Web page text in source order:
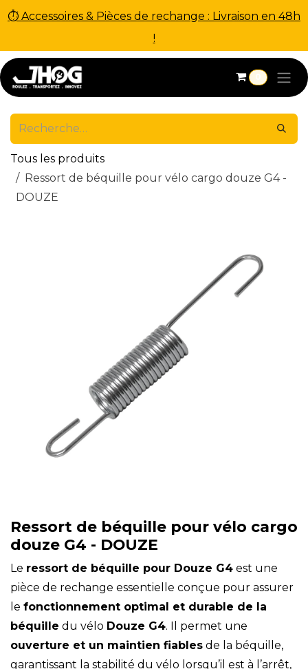
⏱ Accessoires & Pièces de rechange : Livraison en 48h
!
Se rendre au contenu
0
Tous les produits
Ressort de béquille pour vélo cargo douze G4 -
DOUZE
Ressort de béquille pour vélo cargo
douze G4 - DOUZE
Le ressort de béquille pour Douze G4 est une
pièce de rechange essentielle conçue pour assurer
le fonctionnement optimal et durable de la
béquille du vélo Douze G4. Il permet une
ouverture et un maintien fiables de la béquille,
garantissant la stabilité du vélo lorsqu’il est à l’arrêt,